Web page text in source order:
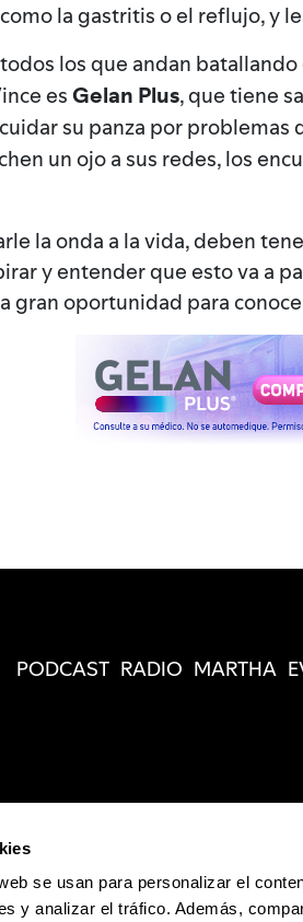
se usan para personalizar el
y analizar el tráfico. Además,
la gastritis o el reflujo, y
los que andan
esGelan Plus, que tiene
su panza por
un ojo a sus redes, los
la onda a la vida, deben
y entender que esto va a
gran oportunidad para
PODCAST RADIO MARTHA